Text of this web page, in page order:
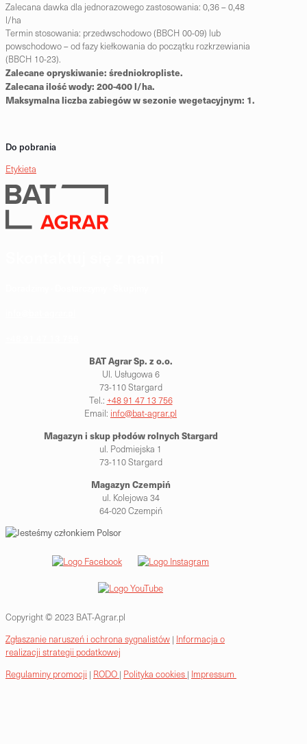
Zalecana dawka dla jednorazowego zastosowania: 0,36 – 0,48
l/ha
Termin stosowania: przedwschodowo (BBCH 00-09) lub
powschodowo – od fazy kiełkowania do początku rozkrzewiania
(BBCH 10-23).
Zalecane opryskiwanie: średniokropliste.
Zalecana ilość wody: 200-400 l/ha.
Maksymalna liczba zabiegów w sezonie wegetacyjnym: 1.
Do pobrania
Etykieta
BAT Agrar Sp. z o.o.
Ul. Usługowa 6
73-110 Stargard
Tel.: +48 91 47 13 756
Email: info@bat-agrar.pl
Magazyn i skup płodów rolnychStargard
ul. Podmiejska 1
73-110 Stargard
Magazyn Czempiń
ul. Kolejowa 34
64-020 Czempiń
Copyright © 2023 BAT-Agrar.pl
Zgłaszanie naruszeń i ochrona sygnalistów | Informacja o
realizacji strategii podatkowej
Regulaminy promocji | RODO | Polityka cookies | Impressum